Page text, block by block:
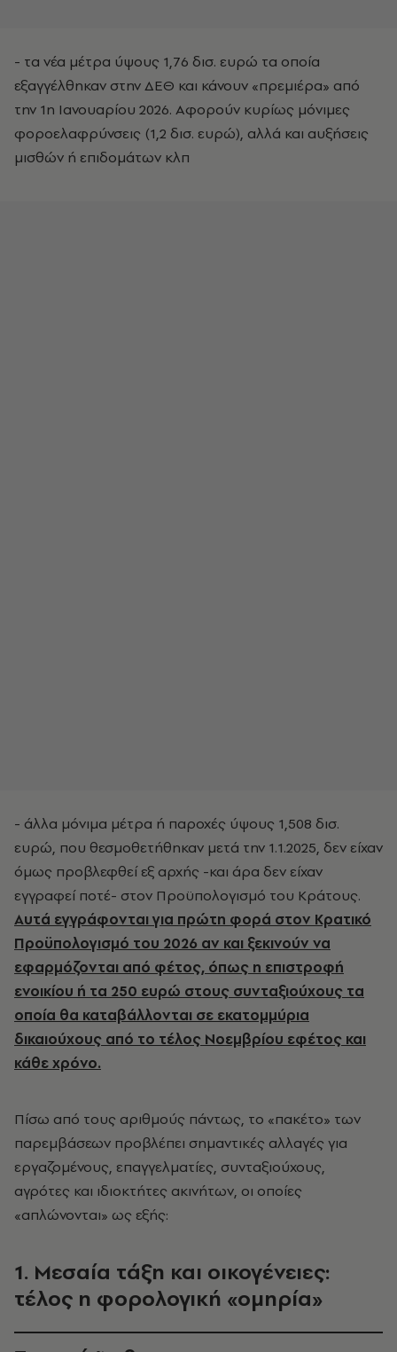
- τα νέα μέτρα ύψους 1,76 δισ. ευρώ τα οποία
εξαγγέλθηκαν στην ΔΕΘ και κάνουν «πρεμιέρα» από
την 1η Ιανουαρίου 2026. Αφορούν κυρίως μόνιμες
φοροελαφρύνσεις (1,2 δισ. ευρώ), αλλά και αυξήσεις
μισθών ή επιδομάτων κλπ
- άλλα μόνιμα μέτρα ή παροχές ύψους 1,508 δισ.
ευρώ, που θεσμοθετήθηκαν μετά την 1.1.2025, δεν είχαν
όμως προβλεφθεί εξ αρχής -και άρα δεν είχαν
εγγραφεί ποτέ- στον Προϋπολογισμό του Κράτους.
Αυτά εγγράφονται για πρώτη φορά στον Κρατικό
Προϋπολογισμό του 2026 αν και ξεκινούν να
εφαρμόζονται από φέτος, όπως η επιστροφή
ενοικίου ή τα 250 ευρώ στους συνταξιούχους τα
οποία θα καταβάλλονται σε εκατομμύρια
δικαιούχους από το τέλος Νοεμβρίου εφέτος και
κάθε χρόνο.
Πίσω από τους αριθμούς πάντως, το «πακέτο» των
παρεμβάσεων προβλέπει σημαντικές αλλαγές για
εργαζομένους, επαγγελματίες, συνταξιούχους,
αγρότες και ιδιοκτήτες ακινήτων, οι οποίες
«απλώνονται» ως εξής:
1. Μεσαία τάξη και οικογένειες:
τέλος η φορολογική «ομηρία»